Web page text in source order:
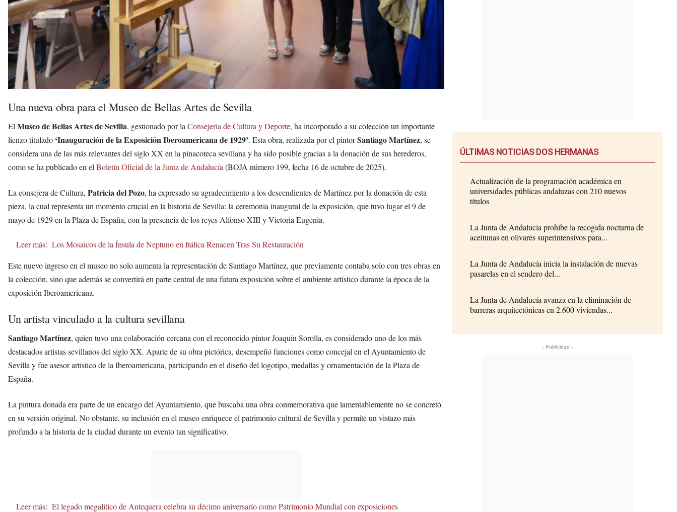
Una nueva obra para el Museo de Bellas Artes de Sevilla
El Museo de Bellas Artes de Sevilla, gestionado por la Consejería de Cultura y Deporte, ha incorporado a su colección un importante
lienzo titulado ‘Inauguración de la Exposición Iberoamericana de 1929’. Esta obra, realizada por el pintorSantiago Martínez, se
considera una de las más relevantes del siglo XX en la pinacoteca sevillana y ha sido posible gracias a la donación de sus herederos,
como se ha publicado en el Boletín Oficial de la Junta de Andalucía (BOJA número 199, fecha 16 de octubre de 2025).
La consejera de Cultura, Patricia del Pozo, ha expresado su agradecimiento a los descendientes de Martínez por la donación de esta
pieza, la cual representa un momento crucial en la historia de Sevilla: la ceremonia inaugural de la exposición, que tuvo lugar el 9 de
mayo de 1929 en la Plaza de España, con la presencia de los reyes Alfonso XIII y Victoria Eugenia.
Leer más: Los Mosaicos de la Ínsula de Neptuno en Itálica Renacen Tras Su Restauración
Este nuevo ingreso en el museo no solo aumenta la representación de Santiago Martínez, que previamente contaba solo con tres obras en
la colección, sino que además se convertirá en parte central de una futura exposición sobre el ambiente artístico durante la época de la
exposición Iberoamericana.
Un artista vinculado a la cultura sevillana
Santiago Martínez, quien tuvo una colaboración cercana con el reconocido pintor Joaquín Sorolla, es considerado uno de los más
destacados artistas sevillanos del siglo XX. Aparte de su obra pictórica, desempeñó funciones como concejal en el Ayuntamiento de
Sevilla y fue asesor artístico de la Iberoamericana, participando en el diseño del logotipo, medallas y ornamentación de la Plaza de
España.
La pintura donada era parte de un encargo del Ayuntamiento, que buscaba una obra conmemorativa que lamentablemente no se concretó
en su versión original. No obstante, su inclusión en el museo enriquece el patrimonio cultural de Sevilla y permite un vistazo más
profundo a la historia de la ciudad durante un evento tan significativo.
Leer más: El legado megalítico de Antequera celebra su décimo aniversario como Patrimonio Mundial con exposiciones
ÚLTIMAS NOTICIAS DOS HERMANAS
Actualización de la programación académica en
universidades públicas andaluzas con 210 nuevos
títulos
La Junta de Andalucía prohíbe la recogida nocturna de
aceitunas en olivares superintensivos para...
La Junta de Andalucía inicia la instalación de nuevas
pasarelas en el sendero del...
La Junta de Andalucía avanza en la eliminación de
barreras arquitectónicas en 2.600 viviendas...
- Publicidad -